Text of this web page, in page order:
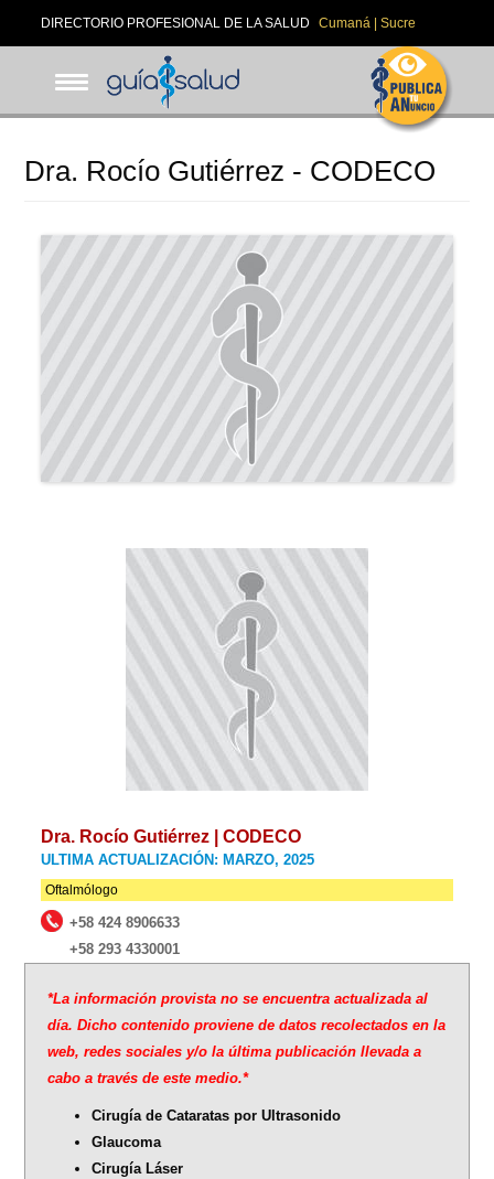
DIRECTORIO PROFESIONAL DE LA SALUD Cumaná | Sucre
Dra. Rocío Gutiérrez - CODECO
Dra. Rocío Gutiérrez | CODECO
ULTIMA ACTUALIZACIÓN: MARZO, 2025
Oftalmólogo
+58 424 8906633
+58 293 4330001
*La información provista no se encuentra actualizada al
día. Dicho contenido proviene de datos recolectados en la
web, redes sociales y/o la última publicación llevada a
cabo a través de este medio.*
Cirugía de Cataratas por Ultrasonido
Glaucoma
Cirugía Láser